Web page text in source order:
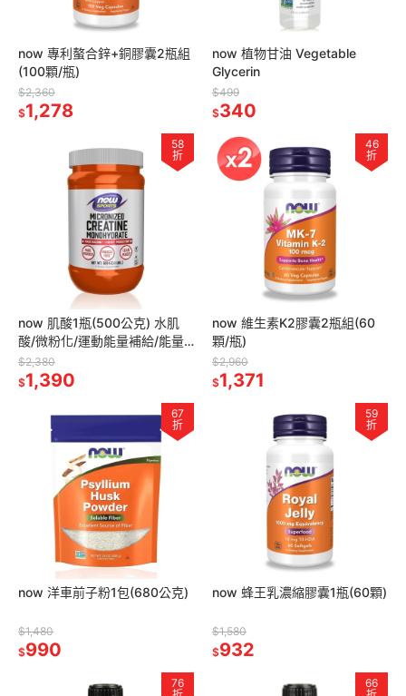
now 專利螯合鋅+銅膠囊2瓶組
(100顆/瓶)
$2,360
$1,278
now 植物甘油 Vegetable
Glycerin
$499
$340
58
折
now 肌酸1瓶(500公克) 水肌
酸/微粉化/運動能量補給/能量
爆發/美國原裝
$2,380
$1,390
46
折
now 維生素K2膠囊2瓶組(60
顆/瓶)
$2,960
$1,371
67
折
now 洋車前子粉1包(680公克)
$1,480
$990
59
折
now 蜂王乳濃縮膠囊1瓶(60顆)
$1,580
$932
76
66